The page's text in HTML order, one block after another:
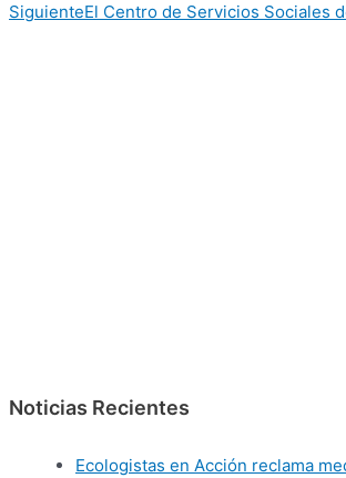
SiguienteEl Centro de Servicios Sociales
Noticias Recientes
Ecologistas en Acción reclama